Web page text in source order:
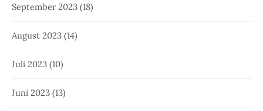
September 2023 (18)
August 2023 (14)
Juli 2023 (10)
Juni 2023 (13)